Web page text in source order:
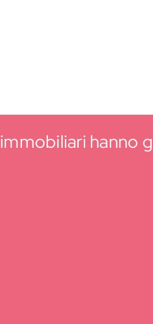
hanno